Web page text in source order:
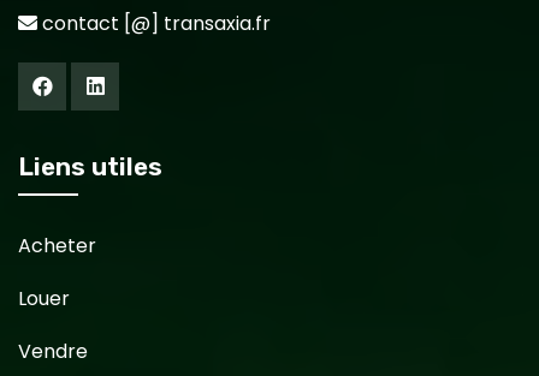
contact [@] transaxia.fr
Liens utiles
Acheter
Louer
Vendre